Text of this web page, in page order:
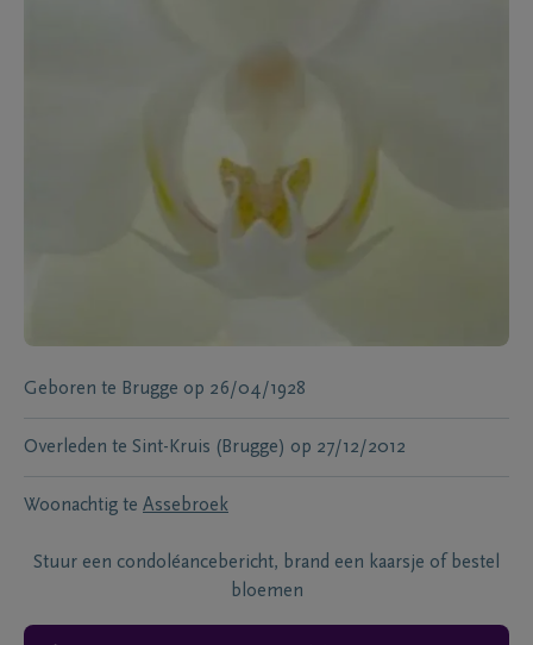
Geboren te Brugge op 26/04/1928
Overleden te Sint-Kruis (Brugge) op 27/12/2012
Woonachtig te Assebroek
Stuur een condoléancebericht, brand een kaarsje of bestel
bloemen